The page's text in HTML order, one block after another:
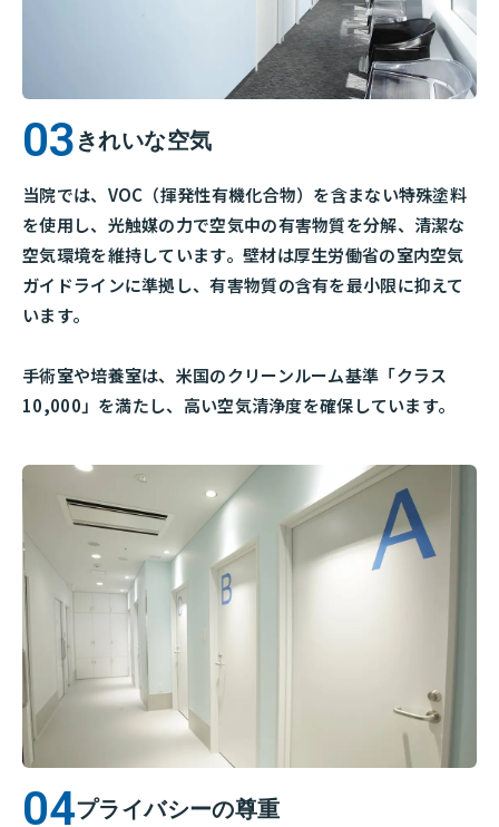
きれいな空気
当院では、VOC（揮発性有機化合物）を含まない特殊塗料
を使用し、光触媒の力で空気中の有害物質を分解、清潔な
空気環境を維持しています。壁材は厚生労働省の室内空気
ガイドラインに準拠し、有害物質の含有を最小限に抑えて
います。
手術室や培養室は、米国のクリーンルーム基準「クラス
10,000」を満たし、高い空気清浄度を確保しています。
プライバシーの尊重